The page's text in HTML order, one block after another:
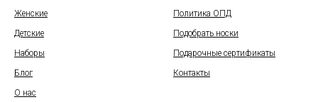
Женские
Детские
Наборы
Блог
О нас
Политика ОПД
Подобрать носки
Подарочные сертификаты
Контакты